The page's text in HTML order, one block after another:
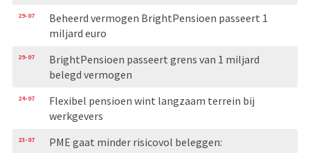
29-07
Beheerd vermogen BrightPensioen passeert 1
miljard euro
29-07
BrightPensioen passeert grens van 1 miljard
belegd vermogen
24-07
Flexibel pensioen wint langzaam terrein bij
werkgevers
23-07
PME gaat minder risicovol beleggen: